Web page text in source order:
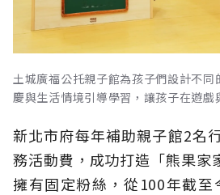
土城廣福公托親子館為孩子們設計不
慶與生活情境引導學習，讓孩子在遊戲
新北市府每年補助親子館2名
務活動費，成功打造「熊果家
擁有固定粉絲，從100年截至